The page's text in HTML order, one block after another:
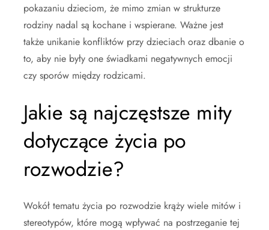
pokazaniu dzieciom, że mimo zmian w strukturze
rodziny nadal są kochane i wspierane. Ważne jest
także unikanie konfliktów przy dzieciach oraz dbanie o
to, aby nie były one świadkami negatywnych emocji
czy sporów między rodzicami.
Jakie są najczęstsze mity
dotyczące życia po
rozwodzie?
Wokół tematu życia po rozwodzie krąży wiele mitów i
stereotypów, które mogą wpływać na postrzeganie tej